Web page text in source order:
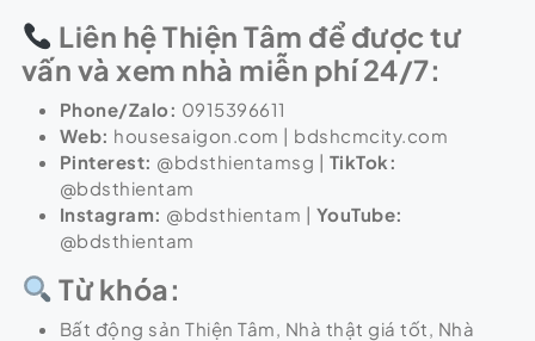
Liên hệ Thiện Tâm để được tư
vấn và xem nhà miễn phí 24/7:
Phone/Zalo: 0915396611
Web: housesaigon.com | bdshcmcity.com
Pinterest: @bdsthientamsg | TikTok:
@bdsthientam
Instagram: @bdsthientam | YouTube:
@bdsthientam
Từ khóa:
Bất động sản Thiện Tâm, Nhà thật giá tốt, Nhà